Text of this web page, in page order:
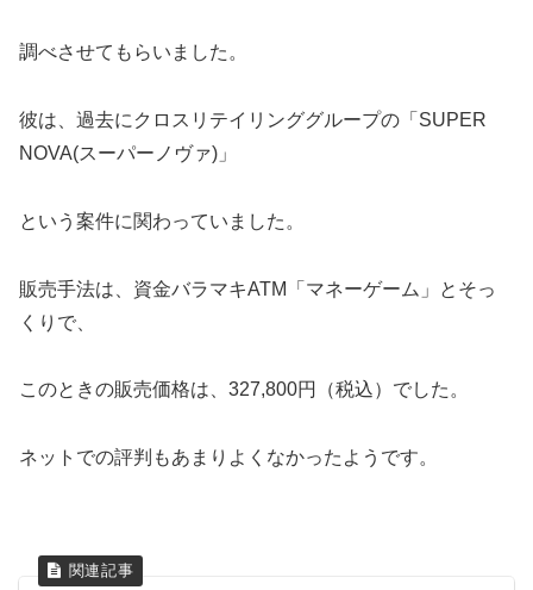
調べさせてもらいました。
彼は、過去にクロスリテイリンググループの「SUPER
NOVA(スーパーノヴァ)」
という案件に関わっていました。
販売手法は、資金バラマキATM「マネーゲーム」とそっ
くりで、
このときの販売価格は、327,800円（税込）でした。
ネットでの評判もあまりよくなかったようです。